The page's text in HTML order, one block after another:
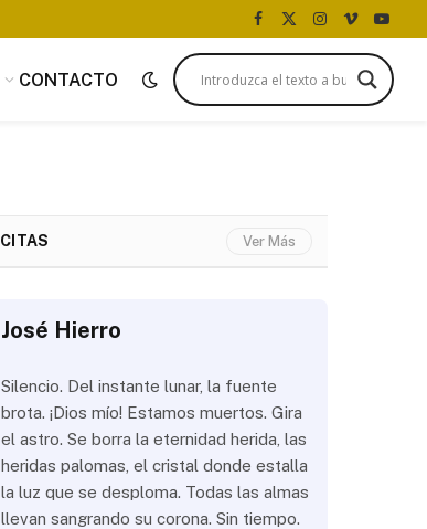
Facebook
X
(Twitter)
Instagram
Vimeo
CONTACTO
CITAS Ver Más
José Hierro
Silencio. Del instante lunar, la fuente
brota. ¡Dios mío! Estamos muertos. Gira
el astro. Se borra la eternidad herida, las
heridas palomas, el cristal donde estalla
la luz que se desploma. Todas las almas
llevan sangrando su corona. Sin tiempo.